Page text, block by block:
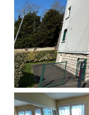
Blog